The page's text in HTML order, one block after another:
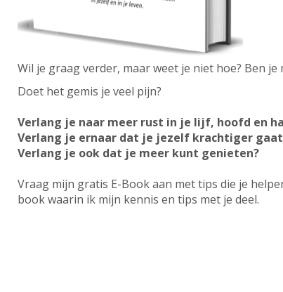
Wil je graag verder, maar weet je niet hoe? Ben
Doet het gemis je veel pijn?
Verlang je naar meer rust in je lijf, hoofd en
Verlang je ernaar dat je jezelf krachtiger
Verlang je ook dat je meer kunt genieten?
Vraag mijn gratis E-Book aan met tips die je
book waarin ik mijn kennis en tips met je deel.